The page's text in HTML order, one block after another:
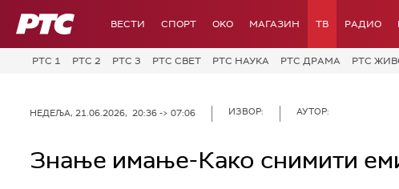
РТС ВЕСТИ СПОРТ OKO МАГАЗИН ТВ РАДИО
РТС 1 РТС 2 РТС 3 РТС СВЕТ РТС НАУКА РТС ДРАМА РТС
НЕДЕЉА, 21.06.2026, 20:36 -> 07:06 ИЗВОР: АУТОР:
Знање имање-Како снимити